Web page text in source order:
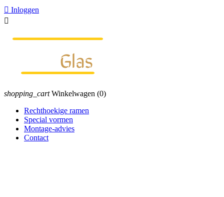
 Inloggen

shopping_cart Winkelwagen (0)
Rechthoekige ramen
Special vormen
Montage-advies
Contact